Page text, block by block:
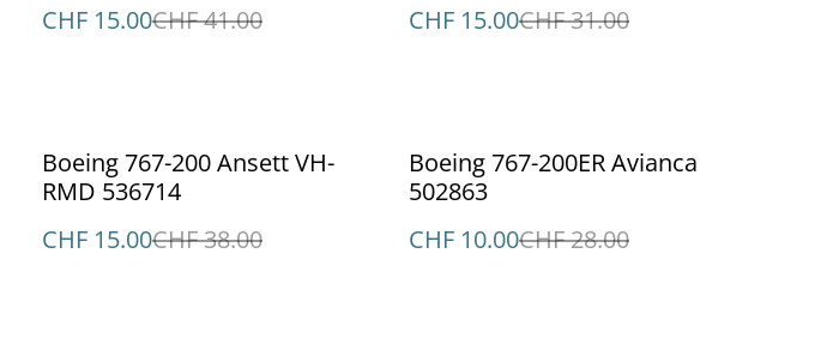
CHF 15.00CHF 41.00 CHF 15.00CHF 31.00
%
Boeing 767-200 Ansett VH-
RMD 536714
CHF 15.00CHF 38.00
%
Boeing 767-200ER Avianca
502863
CHF 10.00CHF 28.00